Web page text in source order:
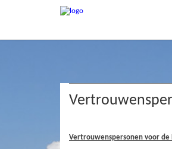
Vertrouwenspersonen voor de